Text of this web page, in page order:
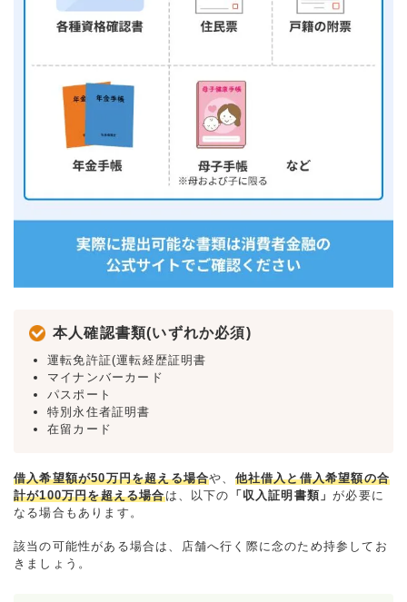
本人確認書類(いずれか必須)
運転免許証(運転経歴証明書
マイナンバーカード
パスポート
特別永住者証明書
在留カード
借入希望額が50万円を超える場合や、 他社借入と借入希望額の合
計が100万円を超える場合は、以下の 「収入証明書類」が必要に
なる場合もあります。
該当の可能性がある場合は、店舗へ行く際に念のため持参してお
きましょう。